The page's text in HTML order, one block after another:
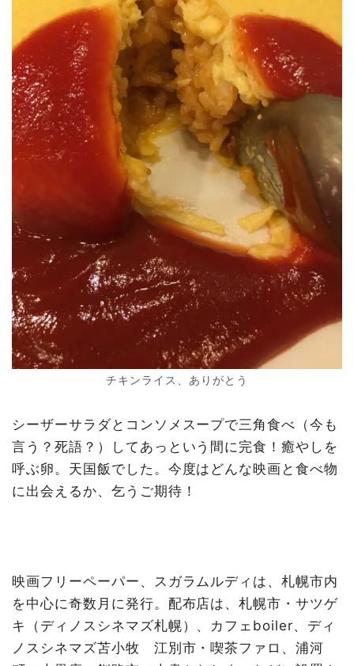
チキンライス、ありがとう
シーザーサラダとコンソメスープで三角食べ（今も
言う？死語？）してあっという間に完食！癒やしを
呼ぶ卵。天国飯でした。今度はどんな映画と食べ物
に出会えるか、乞うご期待！
映画フリーペーパー、スガラムルディは、札幌市内
を中心に奇数月に発行。配布店は、札幌市・サツゲ
キ（ディノスシネマズ札幌）、カフェboiler、ディ
ノスシネマズ苫小牧 江別市・喫茶ファロ、浦河